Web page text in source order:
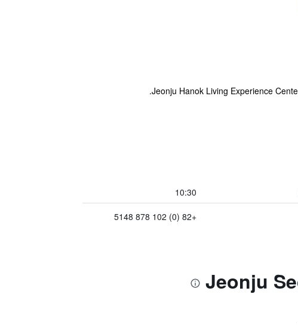
10:30
+82 (0) 102 878 5148